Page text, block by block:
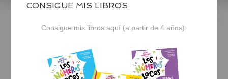
CONSIGUE MIS LIBROS
Consigue mis libros aquí (a partir de 4 años):